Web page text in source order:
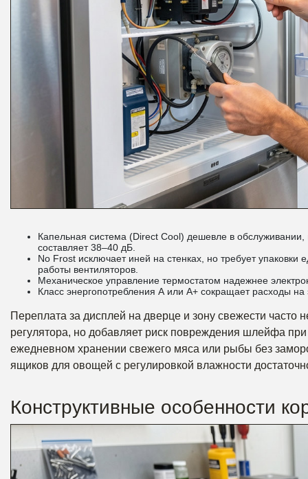
Капельная система (Direct Cool) дешевле в
составляет 38–40 дБ.
No Frost исключает иней на стенках, но требует
работы вентиляторов.
Механическое управление термостатом надежнее
Класс энергопотребления А или А+ сокращает расходы
Переплата за дисплей на дверце и зону свежести
регулятора, но добавляет риск повреждения шлейфа
ежедневном хранении свежего мяса или рыбы без
ящиков для овощей с регулировкой влажности
Конструктивные особенности